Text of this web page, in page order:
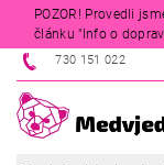
POZOR! Provedli
článku "Info o
730 151 022